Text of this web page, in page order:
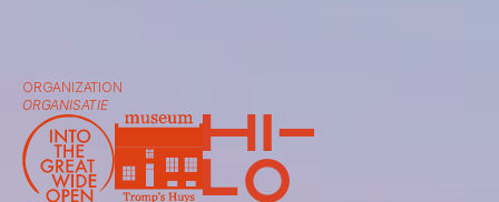
ORGANIZATION
ORGANISATIE